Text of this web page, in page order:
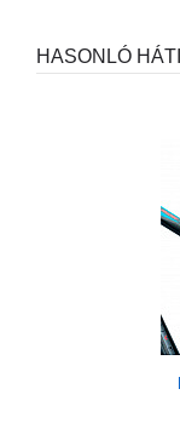
HASONLÓ